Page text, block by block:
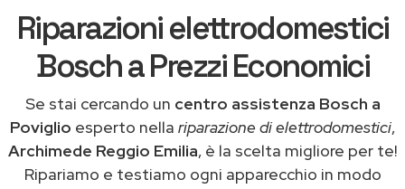
Riparazioni elettrodomestici
Bosch a Prezzi Economici
Se stai cercando un centro assistenza Bosch a
Poviglio esperto nella riparazione di elettrodomestici,
Archimede Reggio Emilia, è la scelta migliore per te!
Ripariamo e testiamo ogni apparecchio in modo